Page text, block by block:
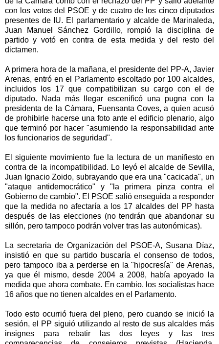
con los votos del PSOE y de cuatro de los cinco diputados
presentes de IU. El parlamentario y alcalde de Marinaleda,
Juan Manuel Sánchez Gordillo, rompió la disciplina de
partido y votó en contra de esta medida y del resto del
dictamen.
A primera hora de la mañana, el presidente del PP-A, Javier
Arenas, entró en el Parlamento escoltado por 100 alcaldes,
incluidos los 17 que compatibilizan su cargo con el de
diputado. Nada más llegar escenificó una pugna con la
presidenta de la Cámara, Fuensanta Coves, a quien acusó
de prohibirle hacerse una foto ante el edificio plenario, algo
que terminó por hacer "asumiendo la responsabilidad ante
los funcionarios de seguridad".
El siguiente movimiento fue la lectura de un manifiesto en
contra de la incompatibilidad. Lo leyó el alcalde de Sevilla,
Juan Ignacio Zoido, subrayando que era una "cacicada", un
"ataque antidemocrático" y "la primera pinza contra el
Gobierno de cambio". El PSOE salió enseguida a responder
que la medida no afectaría a los 17 alcaldes del PP hasta
después de las elecciones (no tendrán que abandonar su
sillón, pero tampoco podrán volver tras las autonómicas).
La secretaria de Organización del PSOE-A, Susana Díaz,
insistió en que su partido buscaría el consenso de todos,
pero tampoco iba a perderse en la "hipocresía" de Arenas,
ya que él mismo, desde 2004 a 2008, había apoyado la
medida que ahora combate. En cambio, los socialistas hace
16 años que no tienen alcaldes en el Parlamento.
Todo esto ocurrió fuera del pleno, pero cuando se inició la
sesión, el PP siguió utilizando al resto de sus alcaldes más
insignes para rebatir las dos leyes y las tres